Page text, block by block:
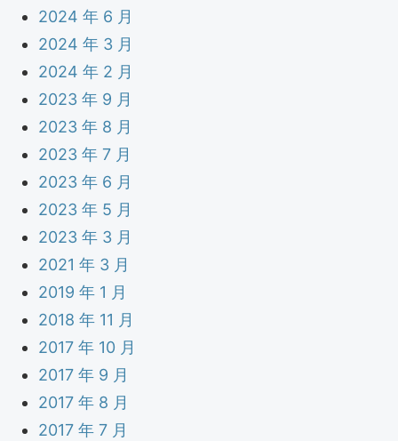
2024 年 6 月
2024 年 3 月
2024 年 2 月
2023 年 9 月
2023 年 8 月
2023 年 7 月
2023 年 6 月
2023 年 5 月
2023 年 3 月
2021 年 3 月
2019 年 1 月
2018 年 11 月
2017 年 10 月
2017 年 9 月
2017 年 8 月
2017 年 7 月